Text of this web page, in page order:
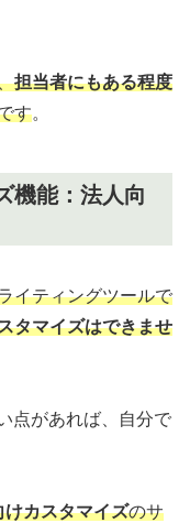
担当者にもある程度
す。
機能：法人向
イティングツールで
タマイズはできませ
点があれば、自分で
カスタマイズのサ